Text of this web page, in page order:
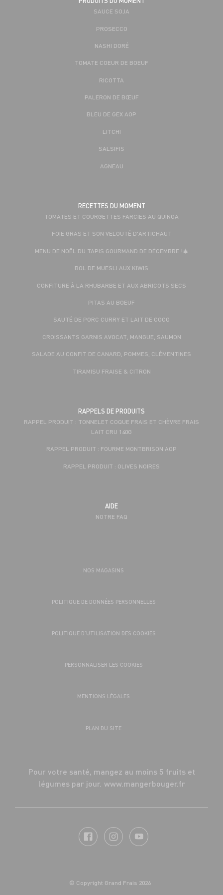
SAUCE SOJA
PROSECCO
NASHI DORÉ
TOMATE COEUR DE BOEUF
RICOTTA
PALERON DE BŒUF
BLEU DE GEX AOP
LITCHI
SALSIFIS
AGNEAU
RECETTES DU MOMENT
TOMATES ET COURGETTES FARCIES AU QUINOA
FOIE GRAS ET SON VELOUTÉ D'ARTICHAUT
MENU DE NOËL DU TAPIS GOURMAND DE DÉCEMBRE !🎄
BOL DE MUESLI AUX KIWIS
CONFITURE À LA RHUBARBE ET AUX ABRICOTS SECS
PITAS AU BOEUF
SAUTÉ DE PORC CURRY ET LAIT DE COCO
CROISSANTS GARNIS AVOCAT, MANGUE, SAUMON
SALADE AU CONFIT DE CANARD, POMMES, CLÉMENTINES
TIRAMISU FRAISE & CITRON
RAPPELS DE PRODUITS
RAPPEL PRODUIT : TONNELET COQUE FRAIS ET CHÈVRE FRAIS
LAIT CRU 140G
RAPPEL PRODUIT : FOURME MONTBRISON AOP
RAPPEL PRODUIT : OLIVES NOIRES
AIDE
NOTRE FAQ
NOS MAGASINS
POLITIQUE DE DONNÉES PERSONNELLES
POLITIQUE D’UTILISATION DES COOKIES
PERSONNALISER LES COOKIES
MENTIONS LÉGALES
PLAN DU SITE
Pour votre santé, mangez au moins 5 fruits et
légumes par jour. www.mangerbouger.fr
© Copyright Grand Frais 2026